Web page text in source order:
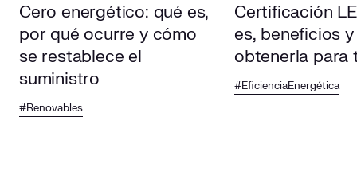
Cero energético: qué es,
por qué ocurre y cómo
se restablece el
suministro
#Renovables
Certificación
es, beneficios
obtenerla para
#EficienciaEnergética